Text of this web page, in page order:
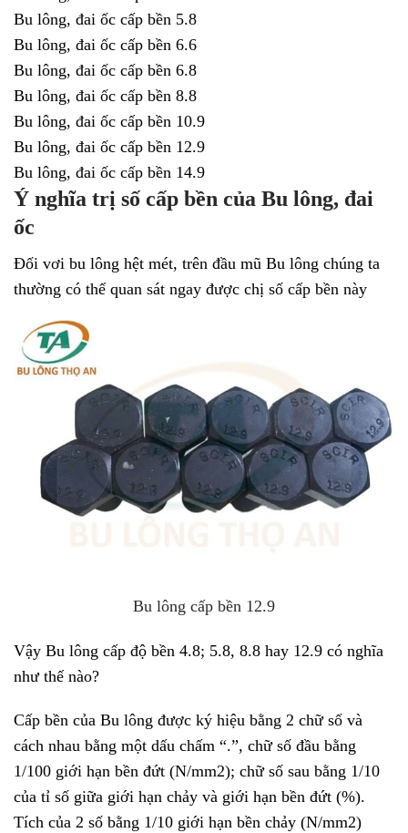
Bu lông, đai ốc cấp bền 5.8
Bu lông, đai ốc cấp bền 6.6
Bu lông, đai ốc cấp bền 6.8
Bu lông, đai ốc cấp bền 8.8
Bu lông, đai ốc cấp bền 10.9
Bu lông, đai ốc cấp bền 12.9
Bu lông, đai ốc cấp bền 14.9
Ý nghĩa trị số cấp bền của Bu lông, đai
ốc
Đối vơi bu lông hệt mét, trên đầu mũ Bu lông chúng ta
thường có thể quan sát ngay được chị số cấp bền này
Bu lông cấp bền 12.9
Vậy Bu lông cấp độ bền 4.8; 5.8, 8.8 hay 12.9 có nghĩa
như thế nào?
Cấp bền của Bu lông được ký hiệu bằng 2 chữ số và
cách nhau bằng một dấu chấm “.”, chữ số đầu bằng
1/100 giới hạn bền đứt (N/mm2); chữ số sau bằng 1/10
của tỉ số giữa giới hạn chảy và giới hạn bền đứt (%).
Tích của 2 số bằng 1/10 giới hạn bền chảy (N/mm2)